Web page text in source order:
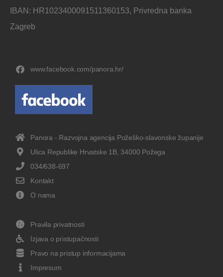
IBAN: HR1023400091511360153, Privredna banka
Zagreb
www.facebook.com/panora.hr/
Panora - Razvojna agencija Požeško-slavonske županije
Ulica Republike Hrvatske 1B, 34000 Požega
034/638-697
Kontakt
O nama
Pravila privatnosti
Izjava o pristupačnosti
Pravo na pristup informacijama
Impresum